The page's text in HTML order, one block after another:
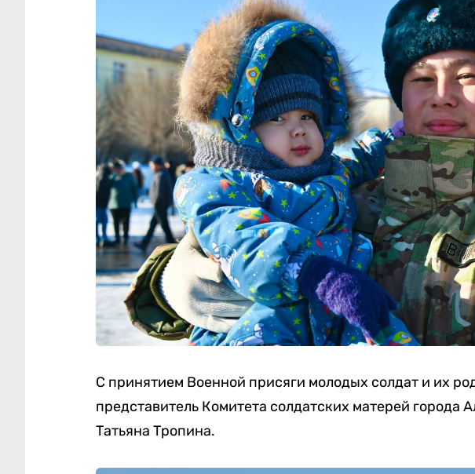
С принятием Военной присяги молодых солдат и их
представитель Комитета солдатских матерей города
Татьяна Тропина.